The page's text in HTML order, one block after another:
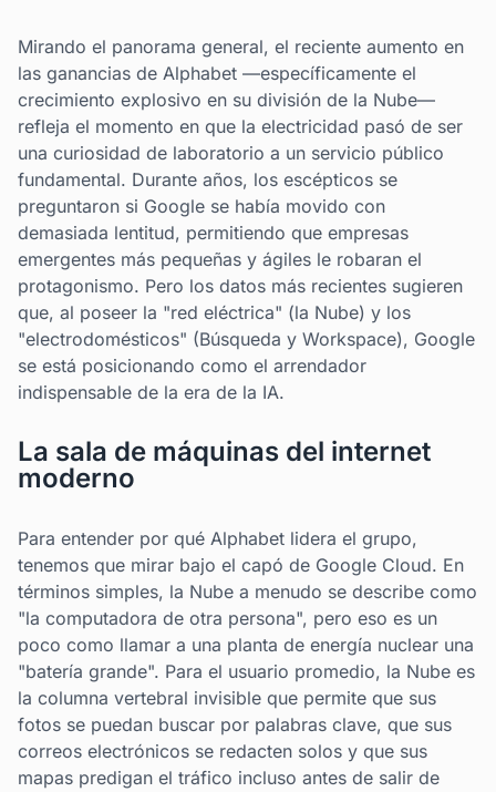
Mirando el panorama general, el reciente aumento en
las ganancias de Alphabet —específicamente el
crecimiento explosivo en su división de la Nube—
refleja el momento en que la electricidad pasó de ser
una curiosidad de laboratorio a un servicio público
fundamental. Durante años, los escépticos se
preguntaron si Google se había movido con
demasiada lentitud, permitiendo que empresas
emergentes más pequeñas y ágiles le robaran el
protagonismo. Pero los datos más recientes sugieren
que, al poseer la "red eléctrica" (la Nube) y los
"electrodomésticos" (Búsqueda y Workspace), Google
se está posicionando como el arrendador
indispensable de la era de la IA.
La sala de máquinas del internet
moderno
Para entender por qué Alphabet lidera el grupo,
tenemos que mirar bajo el capó de Google Cloud. En
términos simples, la Nube a menudo se describe como
"la computadora de otra persona", pero eso es un
poco como llamar a una planta de energía nuclear una
"batería grande". Para el usuario promedio, la Nube es
la columna vertebral invisible que permite que sus
fotos se puedan buscar por palabras clave, que sus
correos electrónicos se redacten solos y que sus
mapas predigan el tráfico incluso antes de salir de